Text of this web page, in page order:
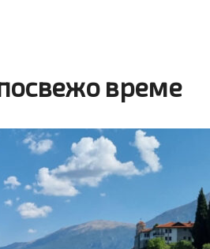
време